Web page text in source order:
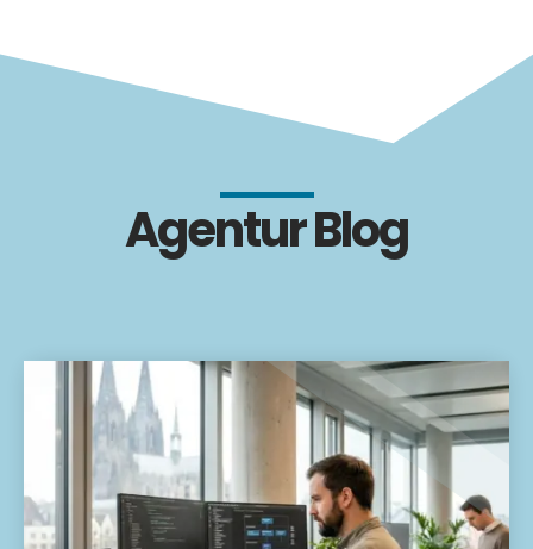
Agentur Blog